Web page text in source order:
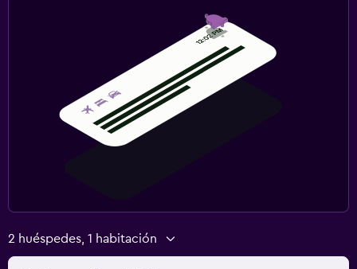
2 huéspedes, 1 habitación